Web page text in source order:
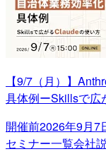
【9/7（月）】
具体例ーSkillsで広
開催前2026年9月7
セミナー一覧会社